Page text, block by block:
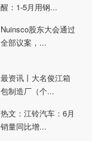
醒：1-5月用钢...
Nuinsco股东大会通过
全部议案，...
最资讯丨大名俊江箱
包制造厂（个...
热文：江铃汽车：6月
销量同比增...